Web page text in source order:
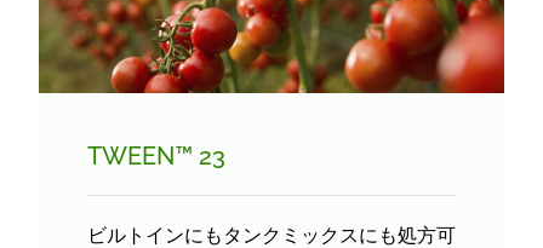
TWEEN™ 23
ビルトインにもタンクミックスにも処方可